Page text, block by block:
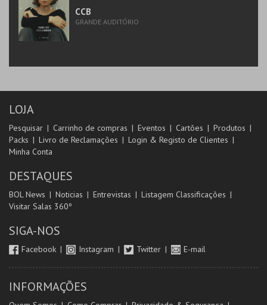
CCB
GRANDE AUDITÓRIO
LOJA
Pesquisar Carrinho de compras Eventos Cartões
Produtos
Packs
Livro de Reclamações
Login & Registo de Clientes
Minha Conta
DESTAQUES
BOL News Noticias Entrevistas
Listagem Classificações
Visitar Salas 360º
SIGA-NOS
Facebook Instagram Twitter E-mail
INFORMAÇÕES